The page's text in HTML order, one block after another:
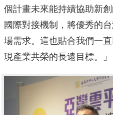
個計畫未來能持續協助新
國際對接機制，將優秀的
場需求。這也貼合我們一
現產業共榮的長遠目標。」